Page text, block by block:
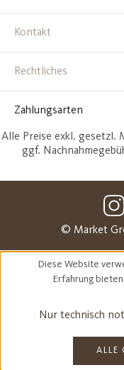
Kontakt
Rechtliches
Zahlungsarten
Alle Preise exkl. gesetzl.
ggf.
© Market
Diese Website
Erfahrung
Nur technisch
ALLE